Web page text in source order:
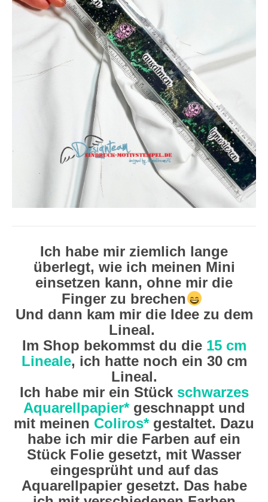
Ich habe mir ziemlich lange
überlegt, wie ich meinen Mini
einsetzen kann, ohne mir die
Finger zu brechen
Und dann kam mir die Idee zu dem
Lineal.
Im Shop bekommst du die 15 cm
Lineale, ich hatte noch ein 30 cm
Lineal.
Ich habe mir ein Stück schwarzes
Aquarellpapier*geschnappt und
mit meinen Coliros*gestaltet. Dazu
habe ich mir die Farben auf ein
Stück Folie gesetzt, mit Wasser
eingesprüht und auf das
Aquarellpapier gesetzt. Das habe